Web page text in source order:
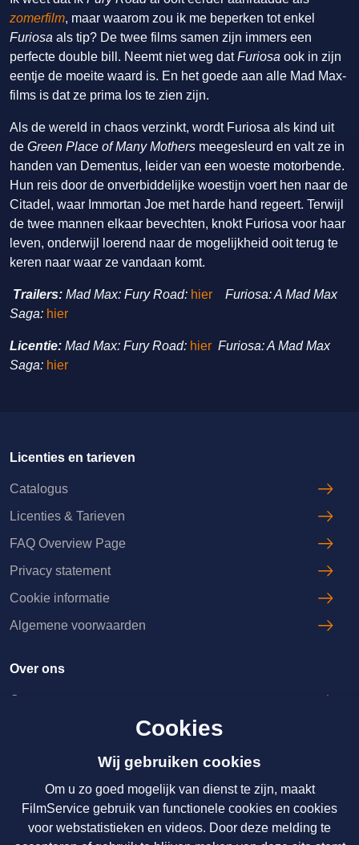
zomerfilm, maar waarom zou ik me beperken tot enkel
Furiosa als tip? De twee films samen zijn immers een
perfecte double bill. Neemt niet weg datFuriosa ook in zijn
eentje de moeite waard is. En het goede aan alle Mad Max-
films is dat ze prima los te zien zijn.
Als de wereld in chaos verzinkt, wordt Furiosa als kind uit
de Green Place of Many Mothers meegesleurd en valt ze in
handen van Dementus, leider van een woeste motorbende.
Hun reis door de onverbiddelijke woestijn voert hen naar de
Citadel, waar Immortan Joe met harde hand regeert. Terwijl
de twee mannen elkaar bevechten, knokt Furiosa voor haar
leven, onderwijl loerend naar de mogelijkheid ooit terug te
keren naar waar ze vandaan komt.
Trailers: Mad Max: Fury Road: hier
Furiosa: A Mad Max
Saga: hier
Licentie: Mad Max: Fury Road: hier Furiosa: A Mad Max
Saga: hier
Licenties en tarieven
Catalogus
Licenties & Tarieven
FAQ Overview Page
Privacy statement
Cookie informatie
Algemene voorwaarden
Over ons
Over ons
Nieuws
Over ons
Cookies
Wij gebruiken cookies
Om u zo goed mogelijk van dienst te zijn, maakt
FilmService gebruik van functionele cookies en cookies
voor webstatistieken en videos. Door deze melding te